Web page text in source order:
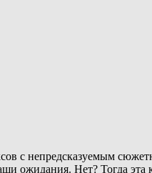
с непредсказуемым
ожидания. Нет? Тогда эта